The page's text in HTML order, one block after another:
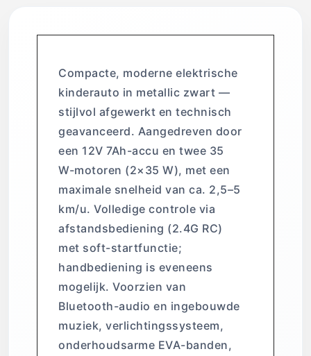
Compacte, moderne elektrische
kinderauto in metallic zwart —
stijlvol afgewerkt en technisch
geavanceerd. Aangedreven door
een 12V 7Ah-accu en twee 35
W-motoren (2×35 W), met een
maximale snelheid van ca. 2,5–5
km/u. Volledige controle via
afstandsbediening (2.4G RC)
met soft-startfunctie;
handbediening is eveneens
mogelijk. Voorzien van
Bluetooth-audio en ingebouwde
muziek, verlichtingssysteem,
onderhoudsarme EVA-banden,